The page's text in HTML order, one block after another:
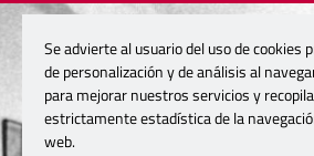
Se advierte al usuario del uso de cookies
de personalización y de análisis al
para mejorar nuestros servicios y
estrictamente estadística de la
web.